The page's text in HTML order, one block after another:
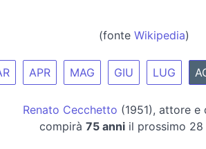
(fonte Wikipedia)
APR MAG GIU LUG
Renato Cecchetto (1951), attore e
compirà 75 anniil prossimo 28